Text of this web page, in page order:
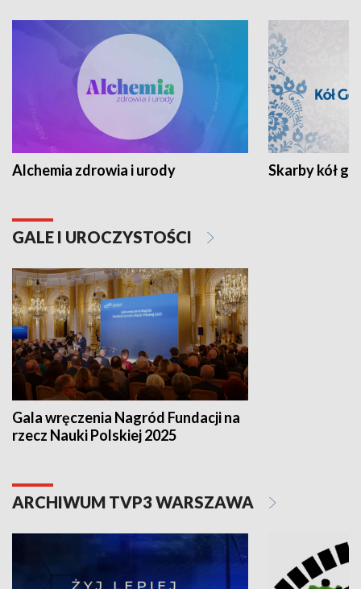
Alchemia zdrowia i urody Skarby kół
GALE I UROCZYSTOŚCI
Gala wręczenia Nagród Fundacji na
rzecz Nauki Polskiej 2025
ARCHIWUM TVP3 WARSZAWA